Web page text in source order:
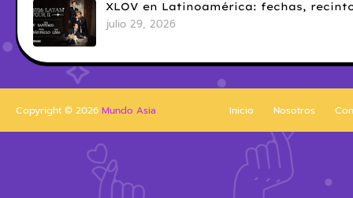
XLOV en Latinoamérica: fechas,
julio 29, 2026
Inicio Nosotros
Copyright © 2026 Mundo Asia